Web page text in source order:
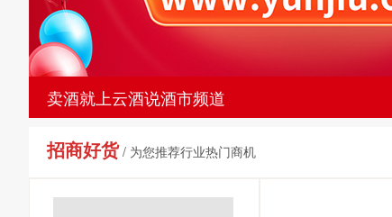
卖酒就上云酒说酒市频道
招商好货/ 为您推荐行业热门商机